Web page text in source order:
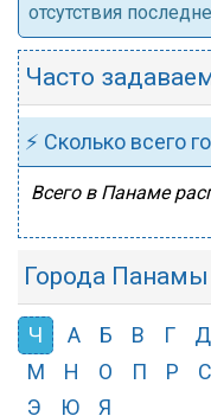
отсутствия
Часто
⚡ Сколько всего
Всего в Панаме
Города
Ч А Б В Г Д
М
Н О П Р С
Э
Ю Я